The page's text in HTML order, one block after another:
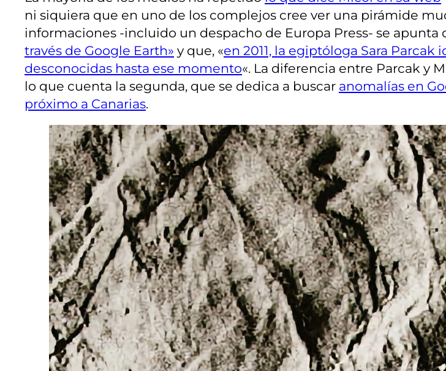
ni siquiera que en uno de los complejos cree ver una pirámide
informaciones -incluido un despacho de Europa Press- se apunta
través de Google Earth» y que, «en 2011, la egiptóloga Sara
desconocidas hasta ese momento«. La diferencia entre Parcak y
lo que cuenta la segunda, que se dedica a buscar anomalías en
próximo a Canarias.